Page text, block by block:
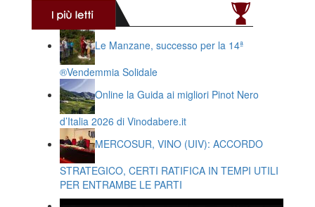
Le Manzane, successo per la 14ª
®️Vendemmia Solidale
Online la Guida ai migliori Pinot Nero
d’Italia 2026 di Vinodabere.it
MERCOSUR, VINO (UIV): ACCORDO
STRATEGICO, CERTI RATIFICA IN TEMPI UTILI
PER ENTRAMBE LE PARTI